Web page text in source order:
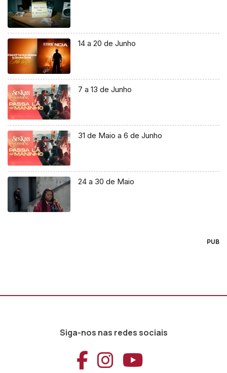
14 a 20 de Junho
7 a 13 de Junho
31 de Maio a 6 de Junho
24 a 30 de Maio
PUB
Siga-nos nas redes sociais
Aceder ao
Aceder ao
Aceder